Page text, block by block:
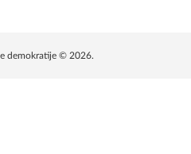
demokratije © 2026.